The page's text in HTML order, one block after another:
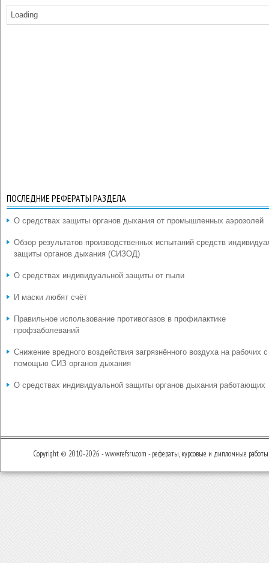
Loading
ПОСЛЕДНИЕ РЕФЕРАТЫ РАЗДЕЛА
О средствах защиты органов дыхания от промышленных аэрозолей
Обзор результатов производственных испытаний средств
защиты органов дыхания (СИЗОД)
О средствах индивидуальной защиты от пыли
И маски любят счёт
Правильное использование противогазов в профилактике
профзаболеваний
Снижение вредного воздействия загрязнённого воздуха на рабочих с
помощью СИЗ органов дыхания
О средствах индивидуальной защиты органов дыхания работающих
Copyright © 2010-2026 - www.refsru.com - рефераты, курсовые и дипломные работы